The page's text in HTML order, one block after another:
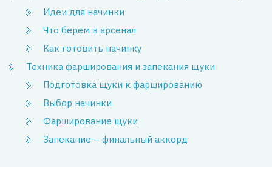
Идеи для начинки
Что берем в арсенал
Как готовить начинку
Техника фарширования и запекания щуки
Подготовка щуки к фаршированию
Выбор начинки
Фарширование щуки
Запекание – финальный аккорд